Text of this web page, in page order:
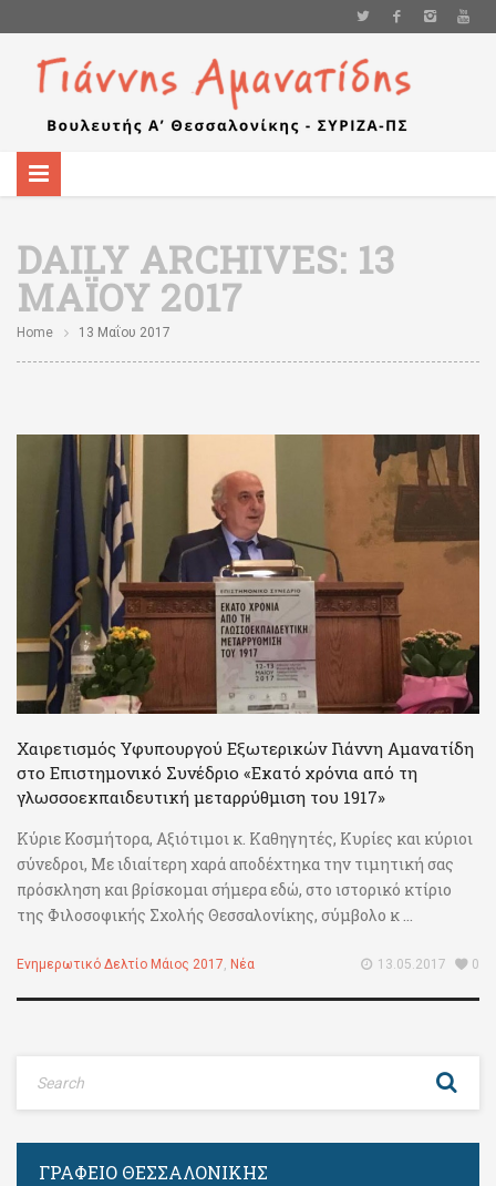
DAILY ARCHIVES: 13
ΜΑΪ́ΟΥ 2017
Home 13 Μαΐου 2017
Χαιρετισμός Υφυπουργού Εξωτερικών Γιάννη Αμανατίδη
στο Επιστημονικό Συνέδριο «Εκατό χρόνια από τη
γλωσσοεκπαιδευτική μεταρρύθμιση του 1917»
Κύριε Κοσμήτορα, Αξιότιμοι κ. Καθηγητές, Κυρίες και κύριοι
σύνεδροι, Με ιδιαίτερη χαρά αποδέχτηκα την τιμητική σας
πρόσκληση και βρίσκομαι σήμερα εδώ, στο ιστορικό κτίριο
της Φιλοσοφικής Σχολής Θεσσαλονίκης, σύμβολο κ ...
Ενημερωτικό Δελτίο Μάιος 2017, Νέα 13.05.2017 0
ΓΡΑΦΕΊΟ ΘΕΣΣΑΛΟΝΊΚΗΣ